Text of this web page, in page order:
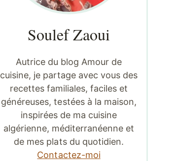
Soulef Zaoui
Autrice du blog Amour de
cuisine, je partage avec vous des
recettes familiales, faciles et
généreuses, testées à la maison,
inspirées de ma cuisine
algérienne, méditerranéenne et
de mes plats du quotidien.
Contactez-moi